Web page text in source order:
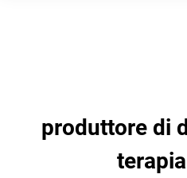
produttore di